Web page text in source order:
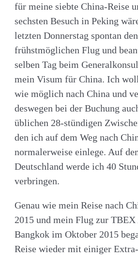
für meine siebte China-Reise
sechsten Besuch in Peking
letzten Donnerstag spontan den
frühstmöglichen Flug und
selben Tag beim
mein Visum für China. Ich
wie möglich nach China und
deswegen bei der Buchung
üblichen 28-stündigen
den ich auf dem Weg nach
normalerweise einlege. Auf
Deutschland werde ich 40
verbringen.
Genau wie mein Reise nach
2015 und mein Flug zur TBEX
Bangkok im Oktober 2015
Reise wieder mit einiger